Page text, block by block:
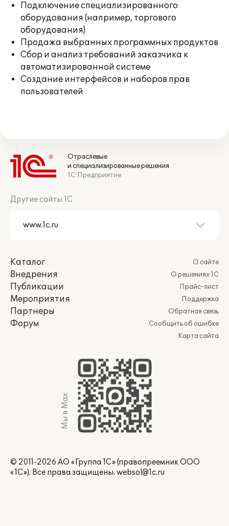
Подключение специализированного
оборудования (например, торгового
оборудования)
Продажа выбранных программных продуктов
Сбор и анализ требований заказчика к
автоматизированной системе
Создание интерфейсов и наборов прав
пользователей
Отраслевые
и специализированные решения
1С:Предприятие
Другие сайты 1С
Каталог
Внедрения
Публикации
Мероприятия
Партнеры
Форум
О сайте
О решениях 1С
Прайс-лист
Поддержка
Обратная связь
Сообщить об ошибке
Карта сайта
Мы в Max
© 2011-2026 АО «Группа 1С» (правопреемник ООО
«1С»). Все права защищены. websol@1c.ru